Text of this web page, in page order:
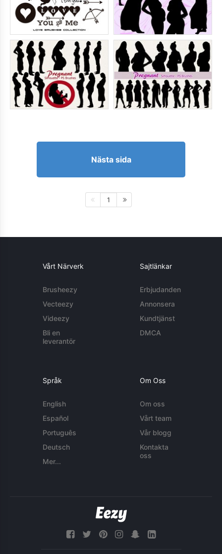
Nästa sida
1
Vårt Närverk
Brusheezy
Vecteezy
Videezy
Bli en
leverantör
Sajtlänkar
Erbjudanden
Annonsera
Kundtjänst
DMCA
Språk
English
Español
Português
Deutsch
Mer...
Om Oss
Om oss
Vårt team
Vår blogg
Kontakta
oss